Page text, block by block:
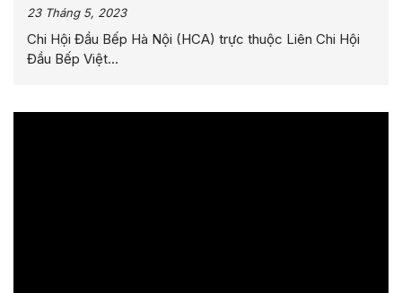
nhiệm kỳ 2022-2027
23 Tháng 5, 2023
Chi Hội Đầu Bếp Hà Nội (HCA) trực thuộc Liên Chi Hội
Đầu Bếp Việt...